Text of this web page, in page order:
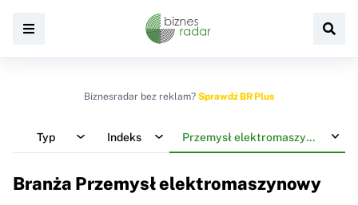
Biznesradar bez reklam? Sprawdź BR Plus
Typ Indeks Przemysł elektromaszynowy
Branża Przemysł elektromaszynowy